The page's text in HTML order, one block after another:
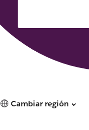
Cambiar región